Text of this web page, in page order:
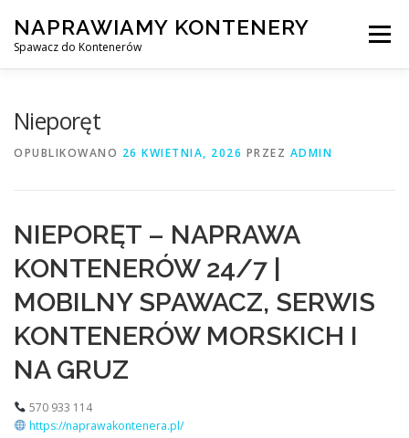
treści
NAPRAWIAMY KONTENERY
Spawacz do Kontenerów
Menu
SPAWANIE MOBILNE Z DOJAZDEM DO KLIENTA
USŁUGI KONTAKT
Nieporęt
OPUBLIKOWANO 26 KWIETNIA, 2026 PRZEZ ADMIN
NIEPORĘT – NAPRAWA
KONTENERÓW 24/7 |
MOBILNY SPAWACZ, SERWIS
KONTENERÓW MORSKICH I
NA GRUZ
570 933 114
https://naprawakontenera.pl/